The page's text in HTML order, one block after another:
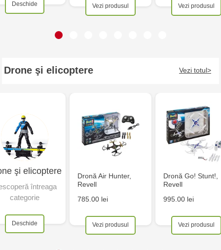
Deschide Vezi produsul Vezi produsul
Drone şi elicoptere Vezi totul
şi elicoptere
întreaga
categorie
Deschide
Dronă Air Hunter,
Revell
785.00 lei
Vezi produsul
Dronă Go! Stunt!,
Revell
995.00 lei
Vezi produsul